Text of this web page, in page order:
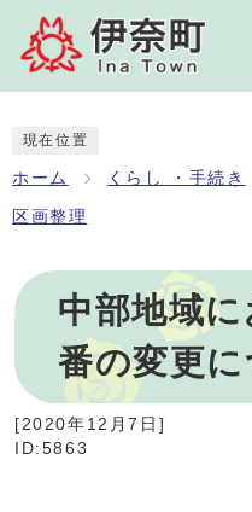
現在位置
ホーム くらし ・手続き
区画整理
中部地域
番の変更に
[2020年12月7日 ]
ID:5863